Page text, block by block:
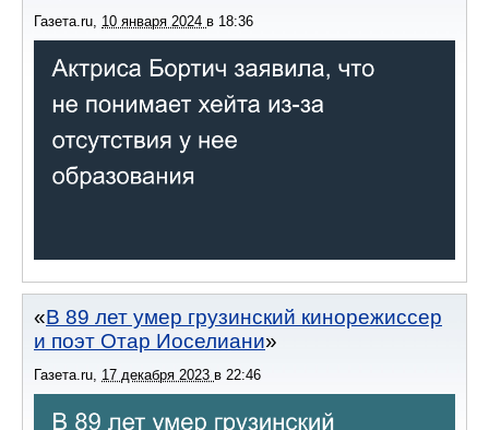
Газета.ru 10 января 2024 в 18:36
В 89 лет умер грузинский кинорежиссер
и поэт Отар Иоселиани
Газета.ru, 17 декабря 2023 в 22:46